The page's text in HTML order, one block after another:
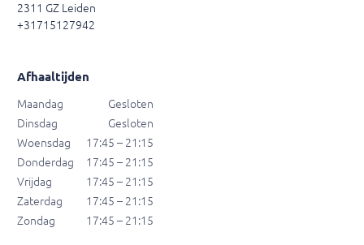
2311 GZ Leiden
+31715127942
Afhaaltijden
Maandag
Gesloten
Dinsdag
Gesloten
Woensdag
17:45 – 21:15
Donderdag
17:45 – 21:15
Vrijdag
17:45 – 21:15
Zaterdag
17:45 – 21:15
Zondag
17:45 – 21:15